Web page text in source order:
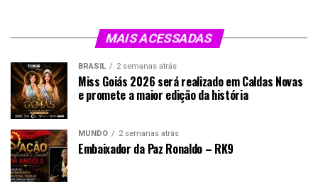
MAIS ACESSADAS
BRASIL 2 semanas atrás
Miss Goiás 2026 será realizado em Caldas Novas
e promete a maior edição da história
MUNDO 2 semanas atrás
Embaixador da Paz Ronaldo – RK9